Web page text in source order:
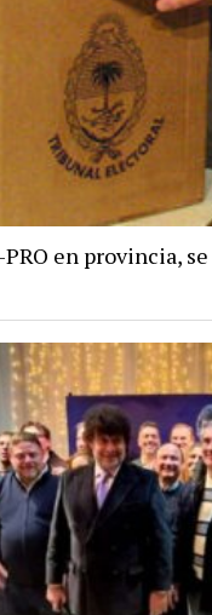
en provincia,